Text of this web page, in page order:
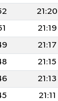
21:20
21:19
21:17
21:15
21:13
21:11